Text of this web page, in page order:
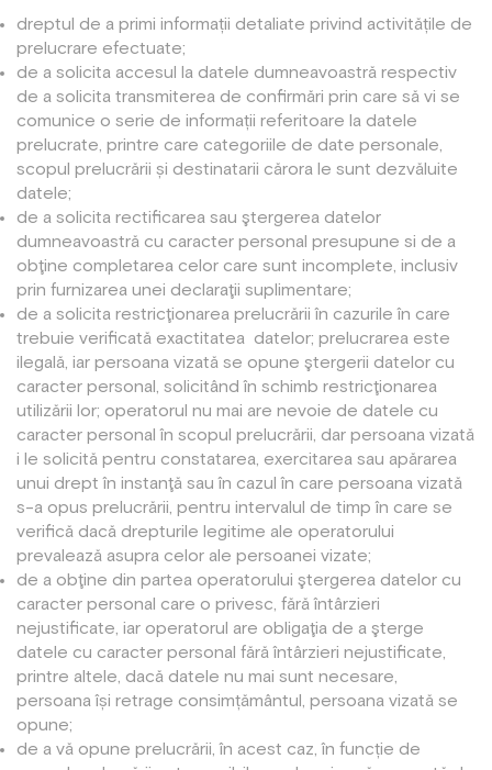
dreptul de a primi informații detaliate privind activitățile de
prelucrare efectuate;
de a solicita accesul la datele dumneavoastră respectiv
de a solicita transmiterea de confirmări prin care să vi se
comunice o serie de informații referitoare la datele
prelucrate, printre care categoriile de date personale,
scopul prelucrării și destinatarii cărora le sunt dezvăluite
datele;
de a solicita rectificarea sau ştergerea datelor
dumneavoastră cu caracter personal presupune si de a
obţine completarea celor care sunt incomplete, inclusiv
prin furnizarea unei declaraţii suplimentare;
de a solicita restricţionarea prelucrării în cazurile în care
trebuie verificată exactitatea
datelor; prelucrarea este
ilegală, iar persoana vizată se opune ştergerii datelor cu
caracter personal, solicitând în schimb restricţionarea
utilizării lor; operatorul nu mai are nevoie de datele cu
caracter personal în scopul prelucrării, dar persoana vizată
i le solicită pentru constatarea, exercitarea sau apărarea
unui drept în instanţă sau în cazul în care persoana vizată
s-a opus prelucrării, pentru intervalul de timp în care se
verifică dacă drepturile legitime ale operatorului
prevalează asupra celor ale persoanei vizate;
de a obţine din partea operatorului ştergerea datelor cu
caracter personal care o privesc, fără întârzieri
nejustificate, iar operatorul are obligaţia de a şterge
datele cu caracter personal fără întârzieri nejustificate,
printre altele, dacă datele nu mai sunt necesare,
persoana își retrage consimțământul, persoana vizată se
opune;
de a vă opune prelucrării, în acest caz, în funcție de